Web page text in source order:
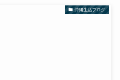
沖縄生活ブログ